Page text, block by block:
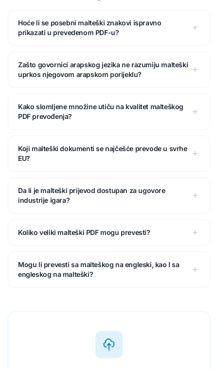
Hoće li se posebni malteški znakovi ispravno
prikazati u prevedenom PDF-u?
Zašto govornici arapskog jezika ne razumiju malteški
uprkos njegovom arapskom porijeklu?
Kako slomljene množine utiču na kvalitet malteškog
PDF prevođenja?
Koji malteški dokumenti se najčešće prevode u svrhe
EU?
Da li je malteški prijevod dostupan za ugovore
industrije igara?
Koliko veliki malteški PDF mogu prevesti?
Mogu li prevesti sa malteškog na engleski, kao I sa
engleskog na malteški?